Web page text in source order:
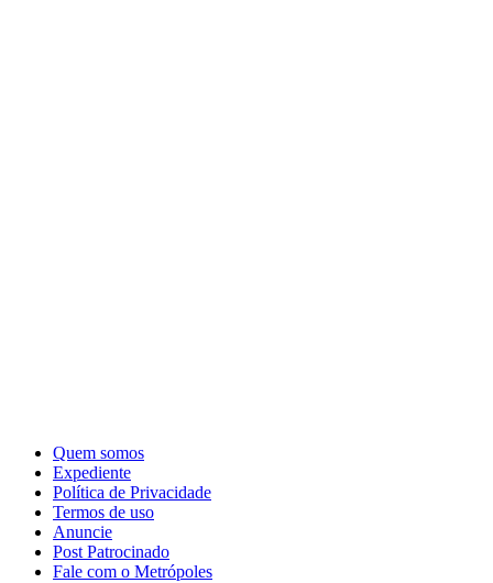
Quem somos
Expediente
Política de Privacidade
Termos de uso
Anuncie
Post Patrocinado
Fale com o Metrópoles